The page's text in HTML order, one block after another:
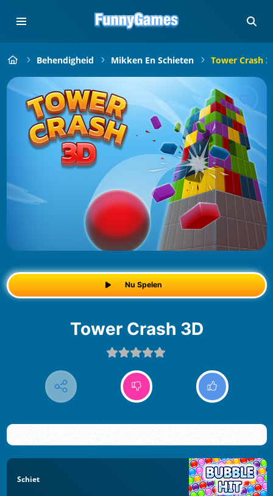
Behendigheid Mikken En Schieten Tower Crash
Nu Spelen
Tower Crash 3D
Schiet